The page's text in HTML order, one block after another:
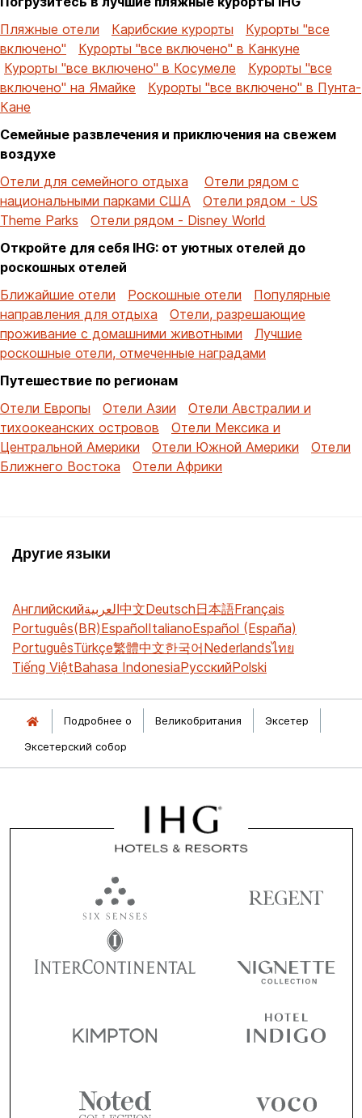
Пляжные отели
Карибские курорты
Курорты "все
включено"
Курорты "все включено" в Канкуне
Курорты "все включено" в Косумеле
Курорты "все
включено" на Ямайке
Курорты "все включено" в Пунта-
Кане
Семейные развлечения и приключения на свежем
воздухе
Отели для семейного отдыха
Отели рядом с
национальными парками США
Отели рядом - US
Theme Parks
Отели рядом - Disney World
Откройте для себя IHG: от уютных отелей до
роскошных отелей
Ближайшие отели
Роскошные отели
Популярные
направления для отдыха
Отели, разрешающие
проживание с домашними животными
Лучшие
роскошные отели, отмеченные наградами
Путешествие по регионам
Отели Европы
Отели Азии
Отели Австралии и
тихоокеанских островов
Отели Мексика и
Центральной Америки
Отели Южной Америки
Отели
Ближнего Востока
Отели Африки
Другие языки
Английскийالعربية中文Deutsch日本語Français
Português(BR)EspañolItalianoEspañol (España)
PortuguêsTürkçe繁體中文한국어Nederlandsไทย
Tiếng ViệtBahasa IndonesiaРусскийPolski
Подробнее о Великобритания
Эксетер
Эксетерский собор